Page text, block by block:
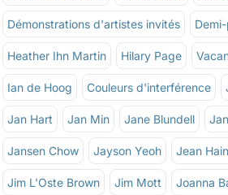
Démonstrations d'artistes invités
Heather Ihn Martin Hilary Page
Ian de Hoog Couleurs d'interférence
Jan Hart Jan Min Jane Blundell
Jansen Chow Jayson Yeoh Jean
Jim L'Oste Brown Jim Mott Joanna